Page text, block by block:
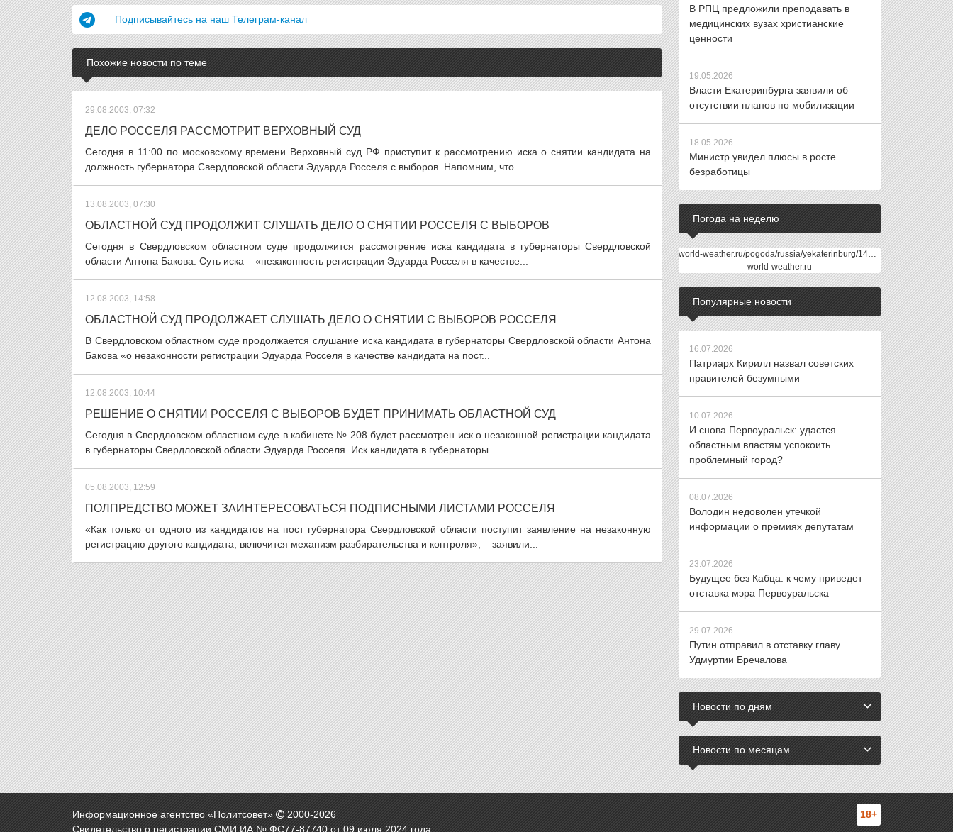
Подписывайтесь на наш Телеграм-канал
Похожие новости по теме
29.08.2003, 07:32
ДЕЛО РОССЕЛЯ РАССМОТРИТ ВЕРХОВНЫЙ СУД
Сегодня в 11:00 по московскому времени Верховный суд РФ приступит к рассмотрению иска о снятии кандидата на
должность губернатора Свердловской области Эдуарда Росселя с выборов. Напомним, что...
13.08.2003, 07:30
ОБЛАСТНОЙ СУД ПРОДОЛЖИТ СЛУШАТЬ ДЕЛО О СНЯТИИ РОССЕЛЯ С ВЫБОРОВ
Сегодня в Свердловском областном суде продолжится рассмотрение иска кандидата в губернаторы Свердловской
области Антона Бакова. Суть иска – «незаконность регистрации Эдуарда Росселя в качестве...
12.08.2003, 14:58
ОБЛАСТНОЙ СУД ПРОДОЛЖАЕТ СЛУШАТЬ ДЕЛО О СНЯТИИ С ВЫБОРОВ РОССЕЛЯ
В Свердловском областном суде продолжается слушание иска кандидата в губернаторы Свердловской области Антона
Бакова «о незаконности регистрации Эдуарда Росселя в качестве кандидата на пост...
12.08.2003, 10:44
РЕШЕНИЕ О СНЯТИИ РОССЕЛЯ С ВЫБОРОВ БУДЕТ ПРИНИМАТЬ ОБЛАСТНОЙ СУД
Сегодня в Свердловском областном суде в кабинете № 208 будет рассмотрен иск о незаконной регистрации кандидата
в губернаторы Свердловской области Эдуарда Росселя. Иск кандидата в губернаторы...
05.08.2003, 12:59
ПОЛПРЕДСТВО МОЖЕТ ЗАИНТЕРЕСОВАТЬСЯ ПОДПИСНЫМИ ЛИСТАМИ РОССЕЛЯ
«Как только от одного из кандидатов на пост губернатора Свердловской области поступит заявление на незаконную
регистрацию другого кандидата, включится механизм разбирательства и контроля», – заявили...
В РПЦ предложили преподавать в
медицинских вузах христианские
ценности
19.05.2026
Власти Екатеринбурга заявили об
отсутствии планов по мобилизации
18.05.2026
Министр увидел плюсы в росте
безработицы
Погода на неделю
world-weather.ru/pogoda/russia/yekaterinburg/14days/
world-weather.ru
Популярные новости
16.07.2026
Патриарх Кирилл назвал советских
правителей безумными
10.07.2026
И снова Первоуральск: удастся
областным властям успокоить
проблемный город?
08.07.2026
Володин недоволен утечкой
информации о премиях депутатам
23.07.2026
Будущее без Кабца: к чему приведет
отставка мэра Первоуральска
29.07.2026
Путин отправил в отставку главу
Удмуртии Бречалова
Новости по дням
Новости по месяцам
Информационное агентство «Политсовет» 2000-2026
Свидетельство о регистрации СМИ ИА № ФС77-87740 от 09 июля 2024 года.
18+